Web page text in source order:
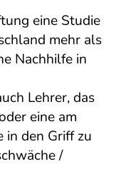
eine Studie
mehr als
Nachhilfe in
Lehrer, das
eine am
in den Griff zu
/